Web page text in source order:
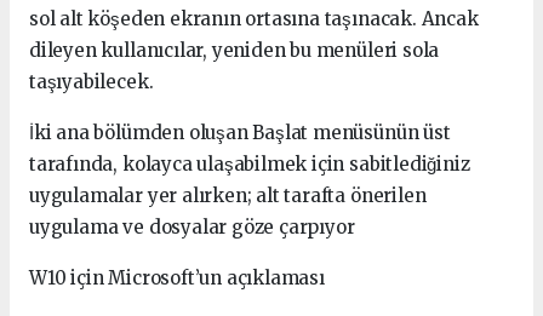
sol alt köşeden ekranın ortasına taşınacak. Ancak
dileyen kullanıcılar, yeniden bu menüleri sola
taşıyabilecek.
İki ana bölümden oluşan Başlat menüsünün üst
tarafında, kolayca ulaşabilmek için sabitlediğiniz
uygulamalar yer alırken; alt tarafta önerilen
uygulama ve dosyalar göze çarpıyor
W10 için Microsoft’un açıklaması